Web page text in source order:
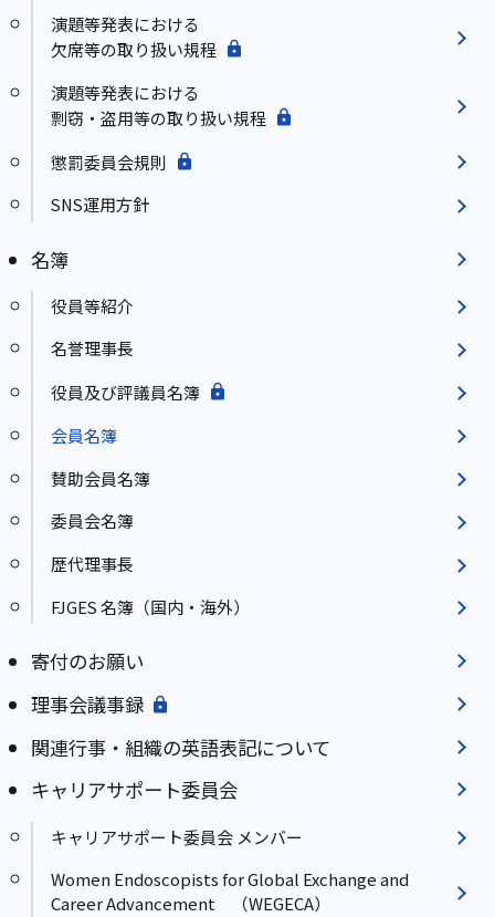
演題等発表における
欠席等の取り扱い規程
演題等発表における
剽窃・盗用等の取り扱い規程
懲罰委員会規則
SNS運用方針
名簿
役員等紹介
名誉理事長
役員及び評議員名簿
会員名簿
賛助会員名簿
委員会名簿
歴代理事長
FJGES 名簿（国内・海外）
寄付のお願い
理事会議事録
関連行事・組織の英語表記について
キャリアサポート委員会
キャリアサポート委員会 メンバー
Women Endoscopists for Global Exchange and
Career Advancement （WEGECA）